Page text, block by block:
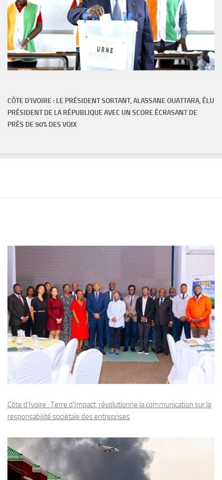
CÔTE D'IVOIRE : LE PRÉSIDENT SORTANT, ALASSANE OUATTARA, ÉLU
PRÉSIDENT DE LA RÉPUBLIQUE AVEC UN SCORE ÉCRASANT DE
PRÈS DE 90% DES VOIX
Côte d’Ivoire : Terre d’Impact, révolutionne la communication sur la
responsabilité sociétale des entreprises